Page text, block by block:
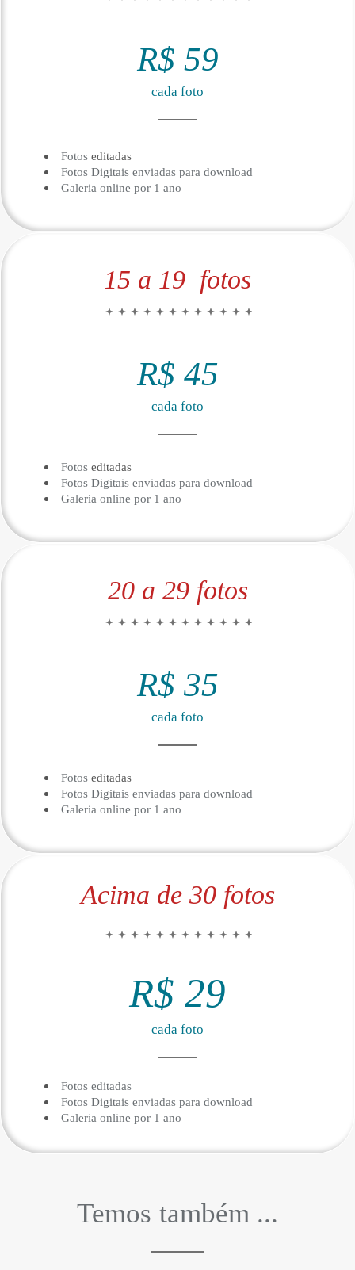
R$ 59
cada foto
Fotoseditadas
Fotos Digitais enviadas para download
Galeria online por 1 ano
15 a 19 fotos
R$ 45
cada foto
Fotoseditadas
Fotos Digitais enviadas para download
Galeria online por 1 ano
20 a 29 fotos
R$ 35
cada foto
Fotoseditadas
Fotos Digitais enviadas para download
Galeria online por 1 ano
Acima de 30 fotos
R$ 29
cada foto
Fotos editadas
Fotos Digitais enviadas para download
Galeria online por 1 ano
Temos também ...